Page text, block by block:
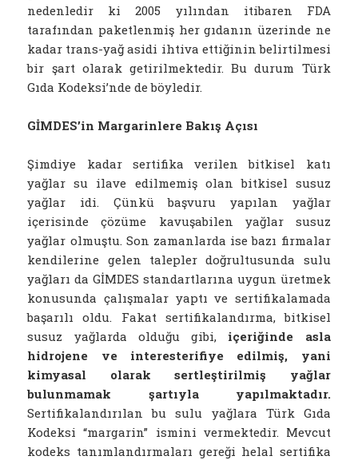
nedenledir ki 2005 yılından itibaren FDA
tarafından paketlenmiş her gıdanın üzerinde ne
kadar trans-yağ asidi ihtiva ettiğinin belirtilmesi
bir şart olarak getirilmektedir. Bu durum Türk
Gıda Kodeksi’nde de böyledir.
GİMDES’in Margarinlere Bakış Açısı
Şimdiye kadar sertifika verilen bitkisel katı
yağlar su ilave edilmemiş olan bitkisel susuz
yağlar idi. Çünkü başvuru yapılan yağlar
içerisinde çözüme kavuşabilen yağlar susuz
yağlar olmuştu. Son zamanlarda ise bazı firmalar
kendilerine gelen talepler doğrultusunda sulu
yağları da GİMDES standartlarına uygun üretmek
konusunda çalışmalar yaptı ve sertifikalamada
başarılı oldu. Fakat sertifikalandırma, bitkisel
susuz yağlarda olduğu gibi, içeriğinde asla
hidrojene ve interesterifiye edilmiş, yani
kimyasal olarak sertleştirilmiş yağlar
bulunmamak şartıyla yapılmaktadır.
Sertifikalandırılan bu sulu yağlara Türk Gıda
Kodeksi “margarin” ismini vermektedir. Mevcut
kodeks tanımlandırmaları gereği helal sertifika